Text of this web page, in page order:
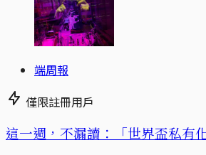
端周報
僅限註冊用戶
這一週，不漏讀：「世界盃私有